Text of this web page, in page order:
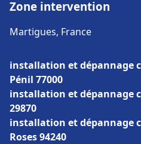
Zone intervention
Martigues, France
installation et dépannage
Pénil 77000
installation et dépannage
29870
installation et dépannage
Roses 94240